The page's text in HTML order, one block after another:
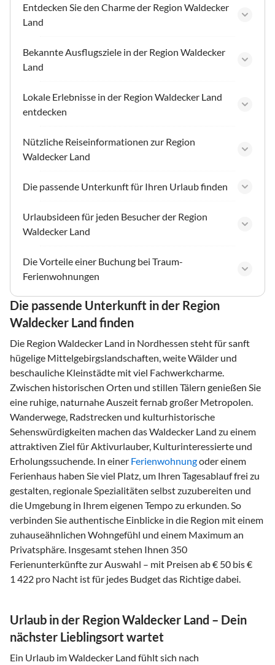
Entdecken Sie den Charme der Region Waldecker
Land
Bekannte Ausflugsziele in der Region Waldecker
Land
Lokale Erlebnisse in der Region Waldecker Land
entdecken
Nützliche Reiseinformationen zur Region
Waldecker Land
Die passende Unterkunft für Ihren Urlaub finden
Urlaubsideen für jeden Besucher der Region
Waldecker Land
Die Vorteile einer Buchung bei Traum-
Ferienwohnungen
Die passende Unterkunft in der Region
Waldecker Land finden
Die Region Waldecker Land in Nordhessen steht für sanft
hügelige Mittelgebirgslandschaften, weite Wälder und
beschauliche Kleinstädte mit viel Fachwerkcharme.
Zwischen historischen Orten und stillen Tälern genießen Sie
eine ruhige, naturnahe Auszeit fernab großer Metropolen.
Wanderwege, Radstrecken und kulturhistorische
Sehenswürdigkeiten machen das Waldecker Land zu einem
attraktiven Ziel für Aktivurlauber, Kulturinteressierte und
Erholungssuchende. In einer Ferienwohnungoder einem
Ferienhaus haben Sie viel Platz, um Ihren Tagesablauf frei zu
gestalten, regionale Spezialitäten selbst zuzubereiten und
die Umgebung in Ihrem eigenen Tempo zu erkunden. So
verbinden Sie authentische Einblicke in die Region mit einem
zuhauseähnlichen Wohngefühl und einem Maximum an
Privatsphäre. Insgesamt stehen Ihnen 350
Ferienunterkünfte zur Auswahl – mit Preisen ab € 50 bis €
1 422 pro Nacht ist für jedes Budget das Richtige dabei.
Urlaub in der Region Waldecker Land – Dein
nächster Lieblingsort wartet
Ein Urlaub im Waldecker Land fühlt sich nach